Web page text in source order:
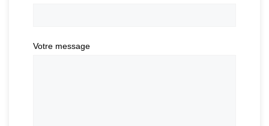
Votre message